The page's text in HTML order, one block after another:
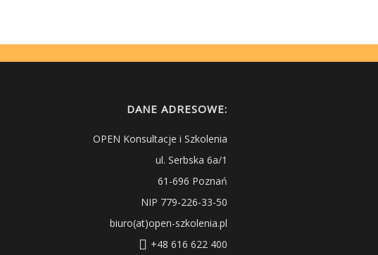
DANE ADRESOWE:
OPEN Konsultacje i Szkolenia
ul. Serbska 6a/1
61-696 Poznań
NIP 779-226-33-50
biuro(at)open-szkolenia.pl
+48 616 622 400